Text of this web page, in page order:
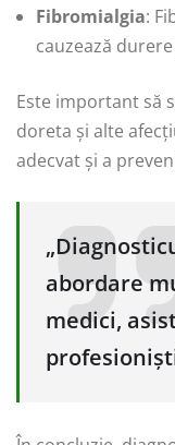
Fibromialgia:
cauzează
Este important să
doreta și alte
adecvat și a
abordare
medici,